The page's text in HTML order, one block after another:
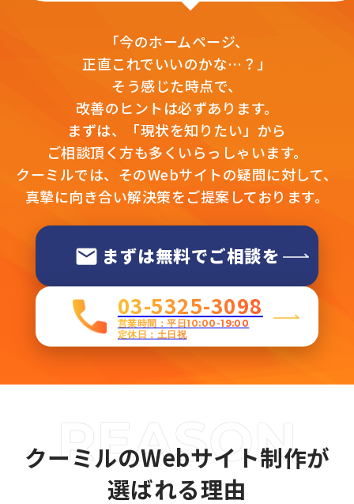
「今のホームページ、
正直これでいいのかな…？」
そう感じた時点で、
改善のヒントは必ずあります。
まずは、「現状を知りたい」から
ご相談頂く方も多くいらっしゃいます。
クーミルでは、そのWebサイトの疑問に対して、
真摯に向き合い解決策をご提案しております。
まずは無料でご相談を
03-5325-3098
営業時間：平日10:00-19:00
定休日：土日祝
クーミルのWebサイト制作が
選ばれる理由